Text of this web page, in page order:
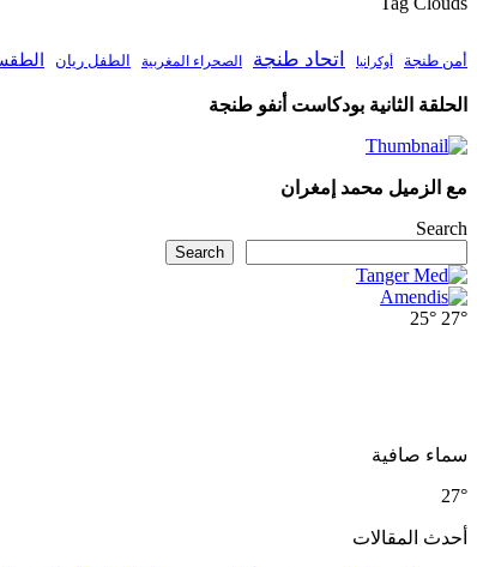
أمن طنجة أوكرانيا اتحاد طنجة الصحراء المغربية الطفل ريان
الحلقة الثانية بودكاست أنفو طنجة
مع الزميل محمد إمغران
Search
Search
27°
25°
سماء صافية
27°
أحدث المقالات